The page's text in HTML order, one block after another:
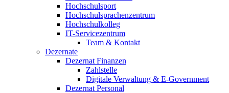
Hochschulsport
Hochschulsprachenzentrum
Hochschulkolleg
IT-Servicezentrum
Team & Kontakt
Dezernate
Dezernat Finanzen
Zahlstelle
Digitale Verwaltung & E-Government
Dezernat Personal